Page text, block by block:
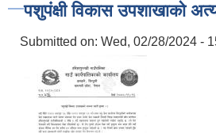
पशुपंक्षी विकास उपशाखाको
Submitted on: Wed, 02/28/2024 -